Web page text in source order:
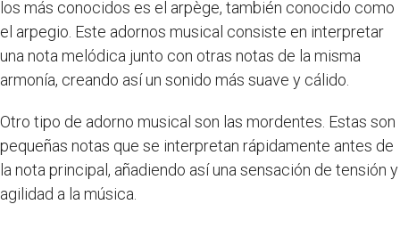
los más conocidos es el arpège, también conocido como
el arpegio. Este adornos musical consiste en interpretar
una nota melódica junto con otras notas de la misma
armonía, creando así un sonido más suave y cálido.
Otro tipo de adorno musical son las mordentes. Estas son
pequeñas notas que se interpretan rápidamente antes de
la nota principal, añadiendo así una sensación de tensión y
agilidad a la música.